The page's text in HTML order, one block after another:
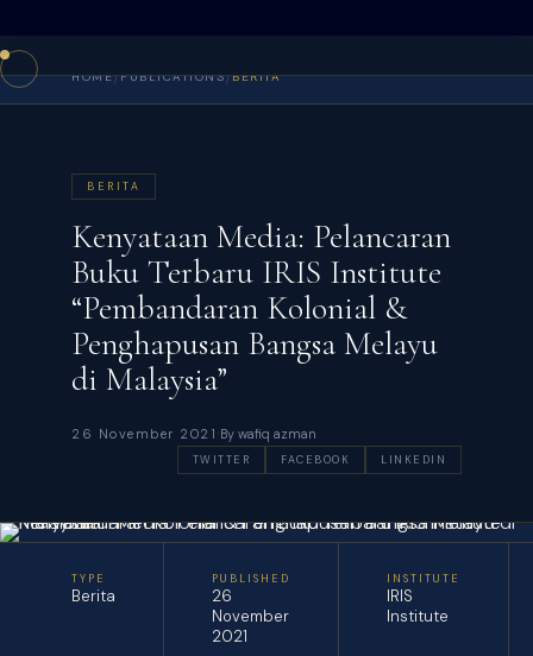
HOME/PUBLICATIONS/BERITA
BERITA
Kenyataan Media: Pelancaran
Buku Terbaru IRIS Institute
“Pembandaran Kolonial &
Penghapusan Bangsa Melayu
di Malaysia”
26 November 2021 ·By wafiq azman
TWITTER FACEBOOK LINKEDIN
TYPE
Berita
PUBLISHED
26
November
2021
INSTITUTE
IRIS
Institute